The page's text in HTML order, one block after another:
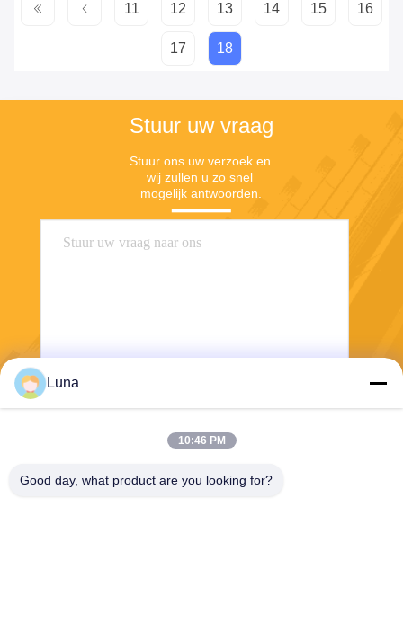
11 12 13 14 15 16
17 18
Stuur uw vraag
Stuur ons uw verzoek en
wij zullen u zo snel
mogelijk antwoorden.
Luna
10:46 PM
Good day, what product are you looking for?